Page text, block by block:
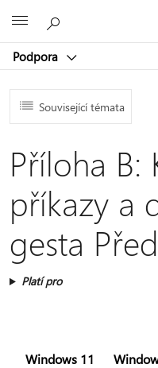
Podpora
Související témata
Příloha B:
příkazy a
gesta
Platí pro
Windows 11